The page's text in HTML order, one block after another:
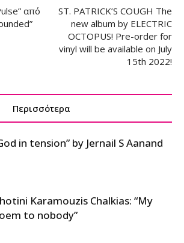
από
ST. PATRICK’S COUGH The
new album by ELECTRIC
OCTOPUS! Pre-order for
vinyl will be available on July
15th 2022!
Περισσότερα
in tension” by Jernail S Aanand
Karamouzis Chalkias: “My
to nobody”